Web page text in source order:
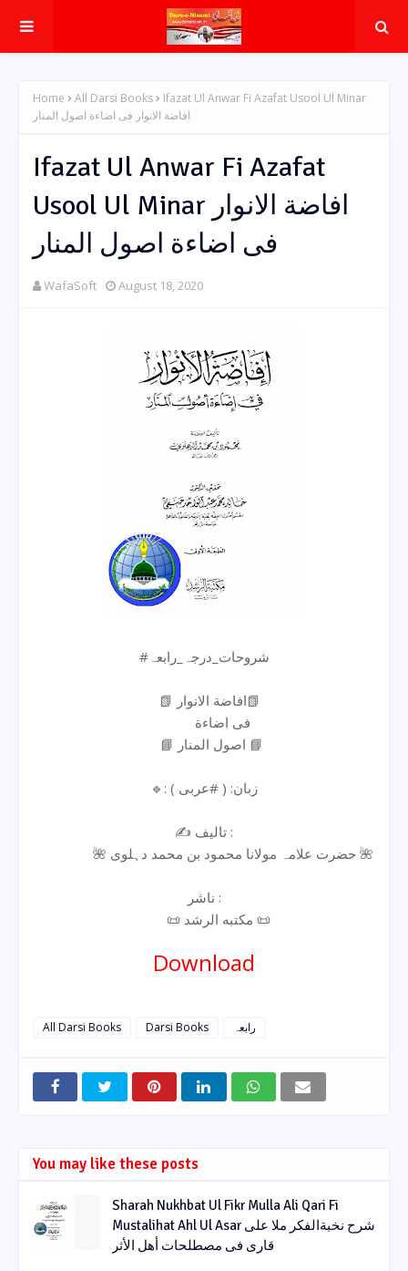
Home All Darsi Books
Ifazat Ul Anwar Fi Azafat Usool Ul Minar
افاضة الانوار فی اضاءة اصول المنار
Ifazat Ul Anwar Fi Azafat
Usool Ul Minar افاضة الانوار
فی اضاءة اصول المنار
WafaSoft August 18, 2020
#شروحات_درجہ_رابعہ
📗 افاضة الانوار📗
فی اضاءة
📘 اصول المنار 📘
🔹: زبان: ( #عربی )
✍️ تالیف :
🌺 حضرت علامہ مولانا محمود بن محمد دہلوی 🌺
ناشر :
📜 مکتبه الرشد 📜
Download
All Darsi Books Darsi Books رابعہ
You may like these posts
Sharah Nukhbat Ul Fikr Mulla Ali Qari Fi
Mustalihat Ahl Ul Asar شرح نخبةالفکر ملا علی
قاری فی مصطلحات أھل الأثر